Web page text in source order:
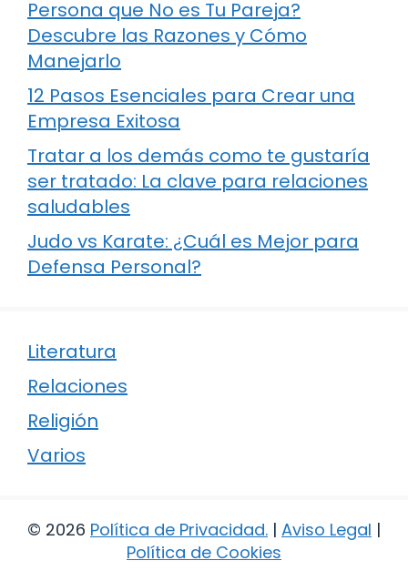
Persona que No es Tu Pareja?
Descubre las Razones y Cómo
Manejarlo
12 Pasos Esenciales para Crear una
Empresa Exitosa
Tratar a los demás como te gustaría
ser tratado: La clave para relaciones
saludables
Judo vs Karate: ¿Cuál es Mejor para
Defensa Personal?
Literatura
Relaciones
Religión
Varios
© 2026 Política de Privacidad. | Aviso Legal |
Política de Cookies